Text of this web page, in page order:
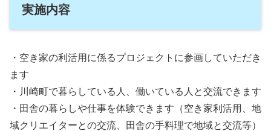
実施内容
・空き家の利活用に係るプロジェクトに参画していただき
ます
・川崎町で暮らしている人、働いている人と交流できます
・田舎の暮らしや仕事を体験できます（空き家利活用、地
域クリエイターとの交流、田舎の手料理で地域と交流等）